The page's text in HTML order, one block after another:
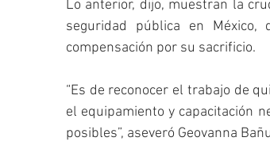
Lo anterior, dijo, muestran la
seguridad pública en
compensación por su sacrificio.
“Es de reconocer el trabajo de
el equipamiento y capacitación
posibles”, aseveró Geovanna